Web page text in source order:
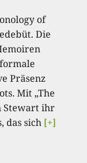
of
Die
Präsenz
Mit „The
Stewart ihr
das sich [+]